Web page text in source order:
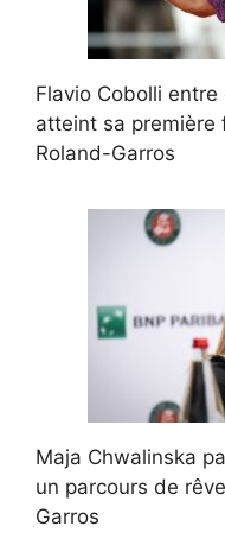
Flavio Cobolli
atteint sa première
Roland-Garros
Maja Chwalinska
un parcours de
Garros